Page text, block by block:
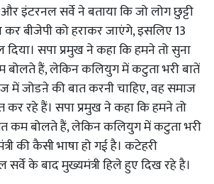
इंटरनल सर्वे ने बताया कि जो लोग छुट्टी
बीजेपी को हराकर जाएंगे, इसलिए 13
सपा प्रमुख ने कहा कि हमने तो सुना
बोलते हैं, लेकिन कलियुग में कटुता भरी बातें
में जोडऩे की बात करनी चाहिए, वह समाज
रहे हैं। सपा प्रमुख ने कहा कि हमने तो
संत कम बोलते हैं, लेकिन कलियुग में कटुता भरी
की कैसी भाषा हो गई है। कटेहरी
के बाद मुख्यमंत्री हिले हुए दिख रहे है।